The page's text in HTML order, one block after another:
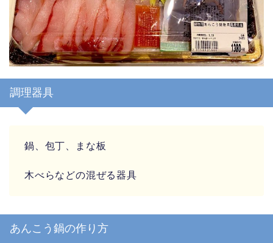
調理器具
鍋、包丁、まな板
木べらなどの混ぜる器具
あんこう鍋の作り方